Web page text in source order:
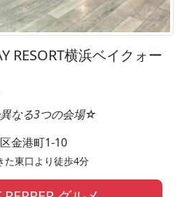
RESORT横浜ベイクォー
なる3つの会場☆
金港町1-10
た東口より徒歩4分